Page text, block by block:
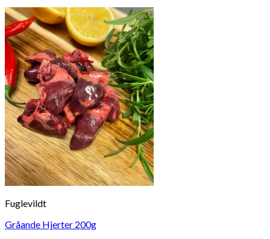
Fuglevildt
Gråande Hjerter 200g